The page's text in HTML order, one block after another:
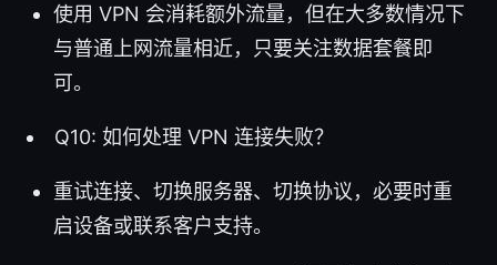
使用 VPN 会消耗额外流量，但在大多数情况下
与普通上网流量相近，只要关注数据套餐即
可。
Q10: 如何处理 VPN 连接失败？
重试连接、切换服务器、切换协议，必要时重
启设备或联系客户支持。